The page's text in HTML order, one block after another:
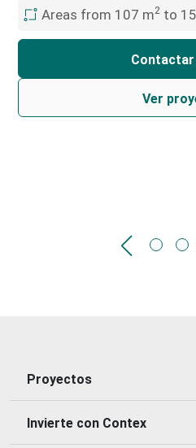
39 m2 hasta 196 m2
Ver
Proyectos
Invierte con Contex